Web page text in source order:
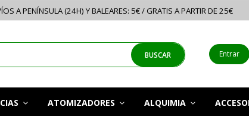
A PENÍNSULA (24H) Y BALEARES: 5€ / GRATIS A PARTIR DE 25€
BUSCAR Entrar
ATOMIZADORES ALQUIMIA